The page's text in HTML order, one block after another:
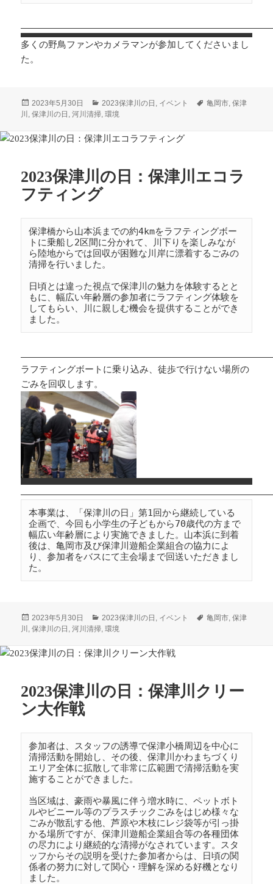
多くの野鳥ファンやカメラマンが参加してくださいまし
た。
投
稿
2023年5月30日
カ
テ
リ
2023保津川の日 , イベント
タ
亀岡市,保津
川 ,保津川の日 ,河川清掃,環境
2023保津川の日：保津川エコラ
フティング
保津橋から山本浜までの約4kmをラフティングボー
トに乗船し2区間に分かれて、川下りを楽しみなが
ら陸地からでは回収が困難な川岸に漂着するごみの
清掃を行いました。
日頃とは違った視点で保津川の魅力を体験するとと
もに、幅広い年齢層の参加者にラフティング体験を
してもらい、川に親しむ機会を提供することができ
ました。
ラフティングボートに乗り込み、徒歩で行けない場所の
ごみを回収します。
本事業は、「保津川の日」第1回から継続している
企画で、今回も小学生の子どもから70歳代の方まで
幅広い年齢層により実施できました。山本浜に到着
後は、亀岡市及び保津川遊船企業組合の協力によ
り、参加者をバスにて主会場まで回送いただきまし
た。
投
稿
2023年5月30日
カ
テ
リ
2023保津川の日 , イベント
タ
亀岡市,保津
川 ,保津川の日 ,河川清掃,環境
2023保津川の日：保津川クリー
ン大作戦
参加者は、スタッフの誘導で保津小橋周辺を中心に
清掃活動を開始し、その後、保津川かわまちづくり
エリア全体に拡散して非常に広範囲で清掃活動を実
施することができました。
当区域は、豪雨や暴風に伴う増水時に、ペットボト
ルやビニール等のプラスチックごみをはじめ様々な
ごみが散乱する他、芦原や木枝にレジ袋等が引っ掛
かる場所ですが、保津川遊船企業組合等の各種団体
の尽力により継続的な清掃がなされています。スタ
ッフからその説明を受けた参加者からは、日頃の関
係者の努力に対して関心・理解を深める好機となり
ました。